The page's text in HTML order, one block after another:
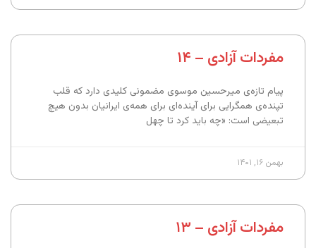
مفردات آزادی – ۱۴
پیام تازه‌ی میرحسین موسوی مضمونی کلیدی دارد که قلب
تپنده‌ی همگرایی برای آینده‌ای برای همه‌ی ایرانیان بدون هیچ
تبعیضی است: «چه باید کرد تا چهل
بهمن ۱۶, ۱۴۰۱
مفردات آزادی – ۱۳